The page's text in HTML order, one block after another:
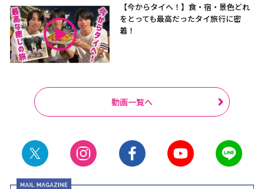
【今からタイへ！】食・宿・景色どれ
をとっても最高だったタイ旅行に密
着！
動画一覧へ